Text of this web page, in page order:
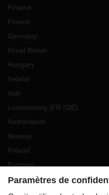
Finland
France
Germany
Great Britain
Hungary
Ireland
Italy
Luxembourg (FR DE)
Netherlands
Norway
Poland
Portugal
Romania
Slovakia